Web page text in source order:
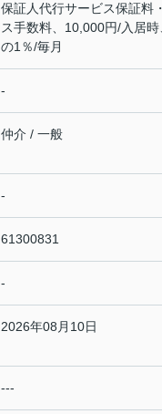
保証人代行サービス保証料
ス手数料、10,000円/入居
の1％/毎月
-
仲介 / 一般
-
61300831
-
2026年08月10日
---